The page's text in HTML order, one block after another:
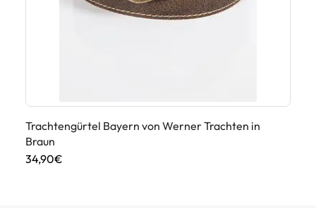
Trachtengürtel Bayern von Werner Trachten in
Braun
34,90€